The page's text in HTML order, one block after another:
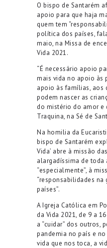
O bispo de Santarém
apoio para que haja
quem tem
política dos países,
maio, na Missa de
Vida 2021.
“É necessário apoio
mais vida no apoio às
apoio às famílias, aos
podem nascer as
do mistério do amor e
Traquina, na Sé de
Na homilia da
bispo de Santarém
Vida’ abre à missão
alargadíssima de toda
“especialmente”, à
“responsabilidades
países”.
A Igreja Católica em
da Vida 2021, de 9 a
a “cuidar” dos outros,
pandemia no país e no
vida que nos toca, a